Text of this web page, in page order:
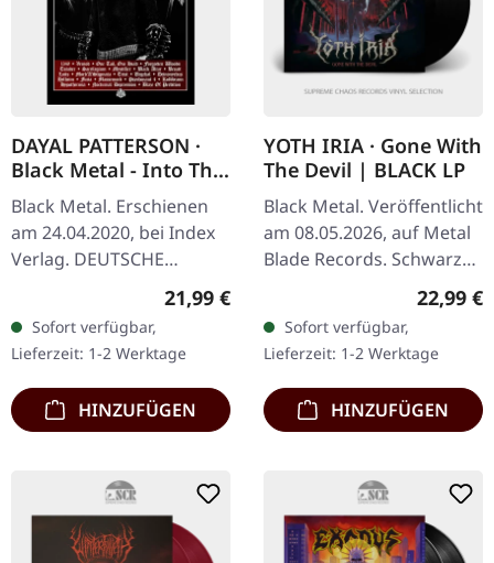
DAYAL PATTERSON ·
Black Metal - Into The
Abyss (German
Edition) | BOOK
Black Metal. Erschienen
am 24.04.2020, bei Index
Verlag. DEUTSCHE
AUFLAGE. Hardcover Buch
Schwarzweiß. Format:
15cm x 23cm. Nach…
Regulärer Preis:
21,99 €
Sofort verfügbar,
Lieferzeit: 1-2 Werktage
HINZUFÜGEN
YOTH IRIA · Gone With
The Devil | BLACK LP
Black Metal. Veröffentlicht
am 08.05.2026, auf Metal
Blade Records. Schwarzes
Vinyl im Standard-Cover
mit Insert und Download-
Karte. 180g-Vinyl. Was…
22,99 €
Sofort verfügbar,
Lieferzeit: 1-2 Werktage
HINZUFÜGEN